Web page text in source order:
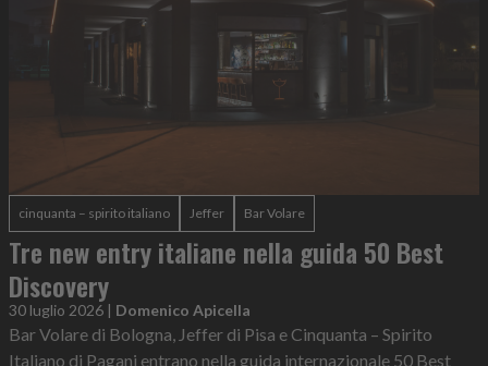
cinquanta – spirito italiano Jeffer Bar Volare
Tre new entry italiane nella guida 50 Best
Discovery
30 luglio 2026 | Domenico Apicella
Bar Volare di Bologna, Jeffer di Pisa e Cinquanta – Spirito
Italiano di Pagani entrano nella guida internazionale 50 Best